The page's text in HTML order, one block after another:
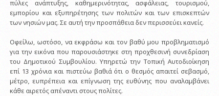
πύλες ανάπτυξης, καθημερινότητας, ασφάλειας, τουρισμού,
εμπορίου και εξυπηρέτησης των πολιτών και των επισκεπτών
των νησιών μας. Σε αυτή την προσπάθεια δεν περισσεύει κανείς.
Οφείλω, ωστόσο, να εκφράσω και τον βαθύ μου προβληματισμό
για την εικόνα που παρουσιάστηκε στη προχθεσινή συνεδρίαση
του Δημοτικού Συμβουλίου. Υπηρετώ την Τοπική Αυτοδιοίκηση
επί 13 χρόνια και πιστεύω βαθιά ότι ο θεσμός απαιτεί σεβασμό,
μέτρο, ευπρέπεια και επίγνωση της ευθύνης που αναλαμβάνει
κάθε αιρετός απέναντι στους πολίτες.